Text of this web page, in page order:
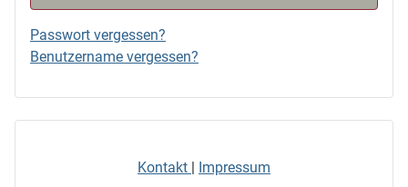
Passwort vergessen?
Benutzername vergessen?
Kontakt Impressum